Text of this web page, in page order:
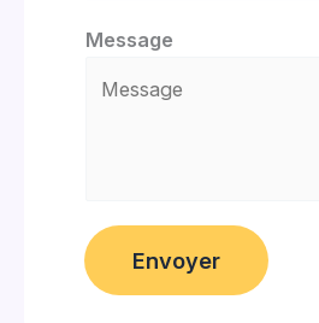
Message
Envoyer